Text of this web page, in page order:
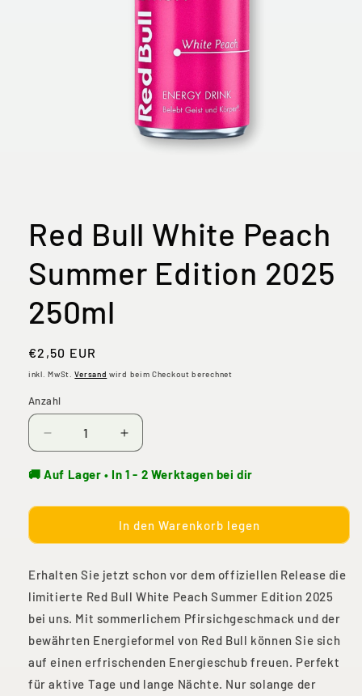
Red Bull White Peach
Summer Edition 2025
250ml
Normaler
Preis
€2,50 EUR
inkl. MwSt.Versand wird beim Checkout berechnet
Anzahl
Verringere
die
Menge
Red
White
Summer
Edition
250ml
Erhöhe
die
Menge
Red
Bull
White
Summer
Edition
250ml
🚚 Auf Lager • In 1 - 2 Werktagen bei dir
In den Warenkorb legen
Erhalten Sie jetzt schon vor dem offiziellen Release die
limitierte Red Bull White Peach Summer Edition 2025
bei uns. Mit sommerlichem Pfirsichgeschmack und der
bewährten Energieformel von Red Bull können Sie sich
auf einen erfrischenden Energieschub freuen. Perfekt
für aktive Tage und lange Nächte. Nur solange der